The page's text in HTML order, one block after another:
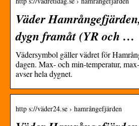
Väder
dygn framåt (YR och …
Vädersymbol gäller vädret för
dagen. Max- och min-temperatur,
avser hela dygnet.
http s://väder24.se › hamrångefjärden